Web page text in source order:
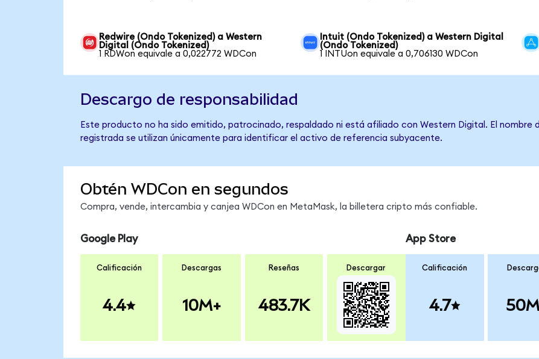
Redwire (Ondo Tokenized) a Western
Digital (Ondo Tokenized)
1 RDWon equivale a 0,022772 WDCon
Intuit (Ondo Tokenized) a Western Digital
(Ondo Tokenized)
1 INTUon equivale a 0,706130 WDCon
Descargo de responsabilidad
Este producto no ha sido emitido, patrocinado, respaldado ni está afiliado con Western Digital. El nombre
registrada se utilizan únicamente para identificar el activo de referencia subyacente.
Obtén WDCon en segundos
Compra, vende, intercambia y canjea WDCon en MetaMask, la billetera cripto más confiable.
Google Play
Calificación
4.4
Descargas
10M+
Reseñas
483.7K
Descargar
App Store
Calificación
4.7